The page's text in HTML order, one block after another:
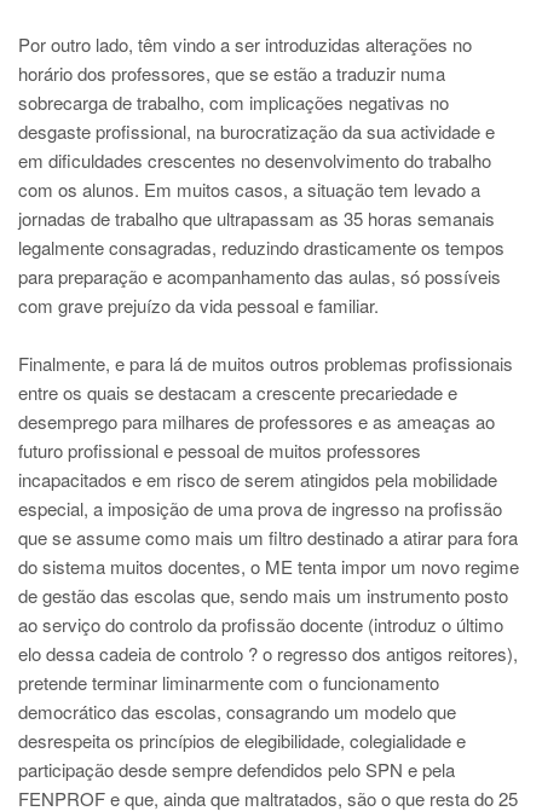
Por outro lado, têm vindo a ser introduzidas alterações no
horário dos professores, que se estão a traduzir numa
sobrecarga de trabalho, com implicações negativas no
desgaste profissional, na burocratização da sua actividade e
em dificuldades crescentes no desenvolvimento do trabalho
com os alunos. Em muitos casos, a situação tem levado a
jornadas de trabalho que ultrapassam as 35 horas semanais
legalmente consagradas, reduzindo drasticamente os tempos
para preparação e acompanhamento das aulas, só possíveis
com grave prejuízo da vida pessoal e familiar.
Finalmente, e para lá de muitos outros problemas profissionais
entre os quais se destacam a crescente precariedade e
desemprego para milhares de professores e as ameaças ao
futuro profissional e pessoal de muitos professores
incapacitados e em risco de serem atingidos pela mobilidade
especial, a imposição de uma prova de ingresso na profissão
que se assume como mais um filtro destinado a atirar para fora
do sistema muitos docentes, o ME tenta impor um novo regime
de gestão das escolas que, sendo mais um instrumento posto
ao serviço do controlo da profissão docente (introduz o último
elo dessa cadeia de controlo ? o regresso dos antigos reitores),
pretende terminar liminarmente com o funcionamento
democrático das escolas, consagrando um modelo que
desrespeita os princípios de elegibilidade, colegialidade e
participação desde sempre defendidos pelo SPN e pela
FENPROF e que, ainda que maltratados, são o que resta do 25